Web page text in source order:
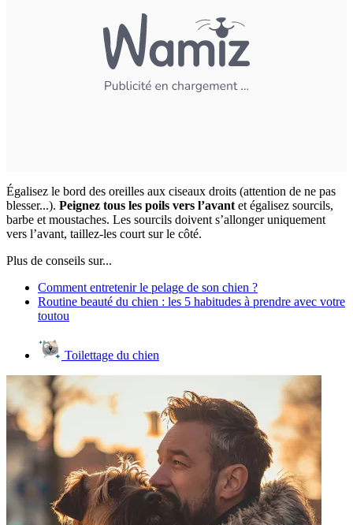
Égalisez le bord des oreilles aux ciseaux droits (attention de ne pas
blesser...). Peignez tous les poils vers l’avant et égalisez sourcils,
barbe et moustaches. Les sourcils doivent s’allonger uniquement
vers l’avant, taillez-les court sur le côté.
Plus de conseils sur...
Comment entretenir le pelage de son chien ?
Routine beauté du chien : les 5 habitudes à prendre avec votre
toutou
Toilettage du chien